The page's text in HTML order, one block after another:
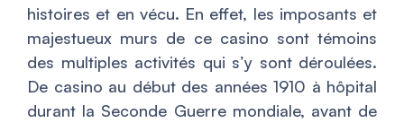
histoires et en vécu. En effet, les imposants et
majestueux murs de ce casino sont témoins
des multiples activités qui s’y sont déroulées.
De casino au début des années 1910 à hôpital
durant la Seconde Guerre mondiale, avant de